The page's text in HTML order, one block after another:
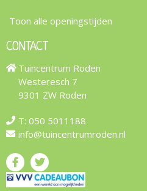
Toon alle openingstijden
CONTACT
Tuincentrum Roden
Westeresch 7
9301 ZW Roden
T: 050 5011188
info@tuincentrumroden.nl